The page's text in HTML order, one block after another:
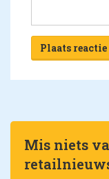
Plaats reactie
Mis niets